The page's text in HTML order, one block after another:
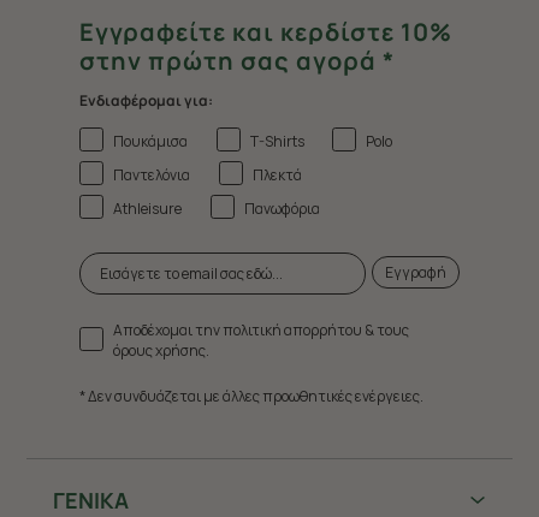
ΓΕΝΙΚΑ
Εγγραφείτε και κερδίστε 10%
στην πρώτη σας αγορά *
Ενδιαφέρομαι για:
Πουκάμισα
T-Shirts
Polo
Παντελόνια
Πλεκτά
Athleisure
Πανωφόρια
Εγγραφή
Αποδέχομαι την πολιτική απορρήτου & τους
όρους χρήσης.
* Δεν συνδυάζεται με άλλες προωθητικές ενέργειες.